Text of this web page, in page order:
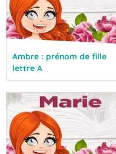
Ambre : prénom de fille
lettre A